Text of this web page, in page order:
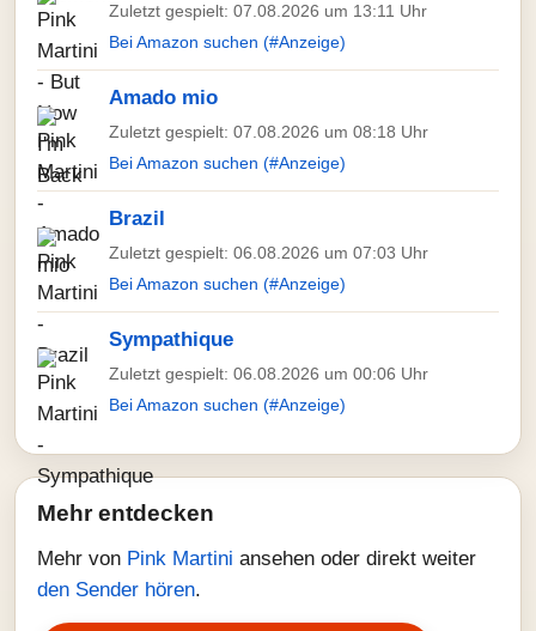
Zuletzt gespielt: 07.08.2026 um 13:11 Uhr
Bei Amazon suchen (#Anzeige)
Amado mio
Zuletzt gespielt: 07.08.2026 um 08:18 Uhr
Bei Amazon suchen (#Anzeige)
Brazil
Zuletzt gespielt: 06.08.2026 um 07:03 Uhr
Bei Amazon suchen (#Anzeige)
Sympathique
Zuletzt gespielt: 06.08.2026 um 00:06 Uhr
Bei Amazon suchen (#Anzeige)
Mehr entdecken
Mehr von Pink Martini ansehen oder direkt weiter
den Sender hören.